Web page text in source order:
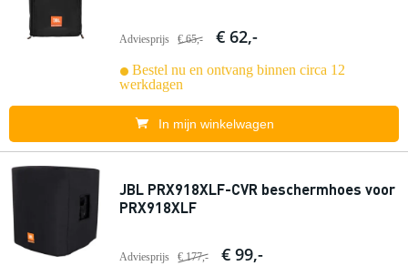
Adviesprijs € 65,- € 62,-
Bestel nu en ontvang binnen circa 12
werkdagen
In mijn winkelwagen
JBL PRX918XLF-CVR beschermhoes voor
PRX918XLF
Adviesprijs € 177,- € 99,-